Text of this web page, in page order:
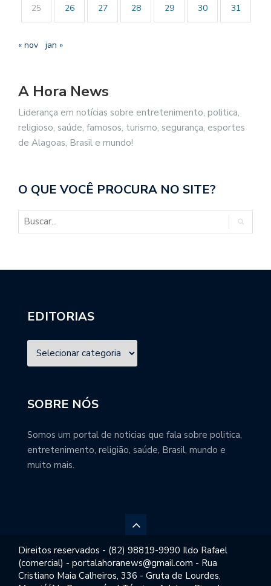
25 26 27 28 29 30 31
« nov jan »
A Hora News
Liderança em notícias sobre entretenimento, politica,
religioso, saúde, famosos, turismo, segurança, esportes
de Alagoas, Brasil e mundo!
O QUE VOCÊ PROCURA NO SITE?
EDITORIAS
SOBRE NÓS
Somos um portal de noticias que fala sobre politica,
entretenimento, religião, saúde, Brasil, mundo e
muito mais.
Direitos reservados - (82) 98819-9990 Ildo Rafael
(comercial) - portalahoranews@gmail.com - Rua
Cristiano Maia Calheiros, 336 - Gruta de Lourdes,